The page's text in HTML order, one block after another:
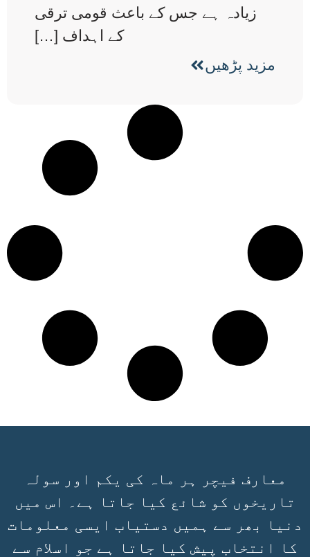
زیادہ ہے جس کے باعث قومی ترقی
کے اہداف […]
مزید پڑھیں
معارف فیچر ہر ماہ کی یکم اور سولہ
تاریخوں کو شائع کیا جاتا ہے۔ اس میں
دنیا بھر سے ہمیں دستیاب ایسی معلومات
کا انتخاب پیش کیا جاتا ہے جو اسلام سے